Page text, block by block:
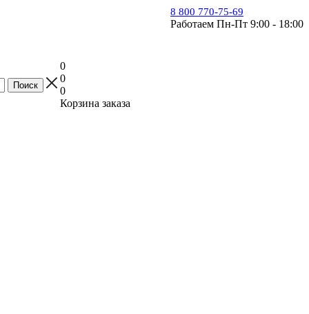
8 800 770-75-69
Работаем Пн-Пт 9:00 - 18:00
0
0
0
Корзина заказа